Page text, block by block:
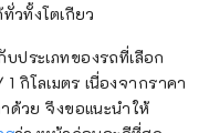
วทั้งโตเกียว
ประเภทของรถที่เลือก
กิโลเมตร เนื่องจากราคา
ด้วย จึงขอแนะนำให้